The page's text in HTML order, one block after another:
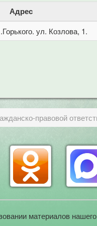
Адрес
ул. Козлова, 1.
правовой
материалов